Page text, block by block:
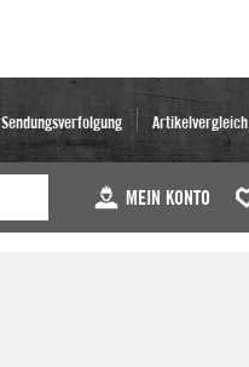
Sendungsverfolgung Artikelvergleich
MEIN KONTO